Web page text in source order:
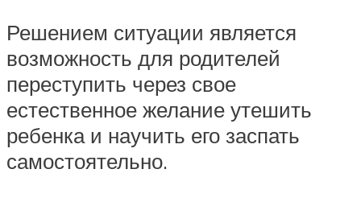
Решением ситуации является
возможность для родителей
переступить через свое
естественное желание утешить
ребенка и научить его заспать
самостоятельно.